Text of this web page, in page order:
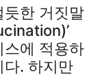
듯한 거짓말
에 적용하
다. 하지만